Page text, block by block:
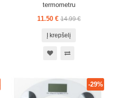
termometru
11.50 € 14.99 €
Į krepšelį
-29%